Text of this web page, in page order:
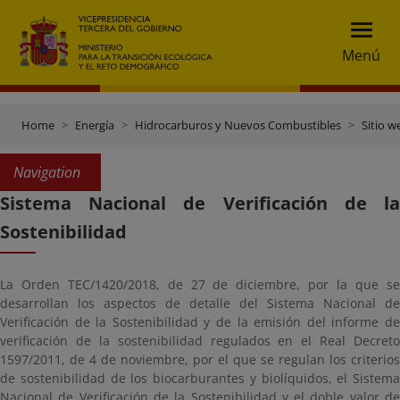
Menú
Home Energía Hidrocarburos y Nuevos Combustibles Sitio
Navigation
Sistema Nacional de Verificación de la
Sostenibilidad
La Orden TEC/1420/2018, de 27 de diciembre, por la que se
desarrollan los aspectos de detalle del Sistema Nacional de
Verificación de la Sostenibilidad y de la emisión del informe de
verificación de la sostenibilidad regulados en el Real Decreto
1597/2011, de 4 de noviembre, por el que se regulan los criterios
de sostenibilidad de los biocarburantes y biolíquidos, el Sistema